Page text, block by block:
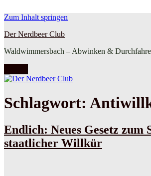
Zum Inhalt springen
Der Nerdbeer Club
Waldwimmersbach – Abwinken &
Schlagwort:
Endlich: Neues Gesetz zum
staatlicher Willkür